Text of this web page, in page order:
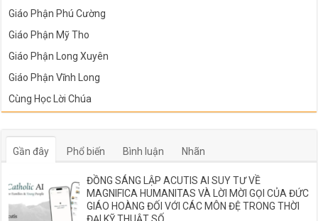
Giáo Phận Phú Cường
Giáo Phận Mỹ Tho
Giáo Phận Long Xuyên
Giáo Phận Vĩnh Long
Cùng Học Lời Chúa
Gần đây Phổ biến Bình luận Nhãn
ĐỒNG SÁNG LẬP ACUTIS AI SUY TƯ VỀ
MAGNIFICA HUMANITAS VÀ LỜI MỜI GỌI CỦA ĐỨC
GIÁO HOÀNG ĐỐI VỚI CÁC MÔN ĐỆ TRONG THỜI